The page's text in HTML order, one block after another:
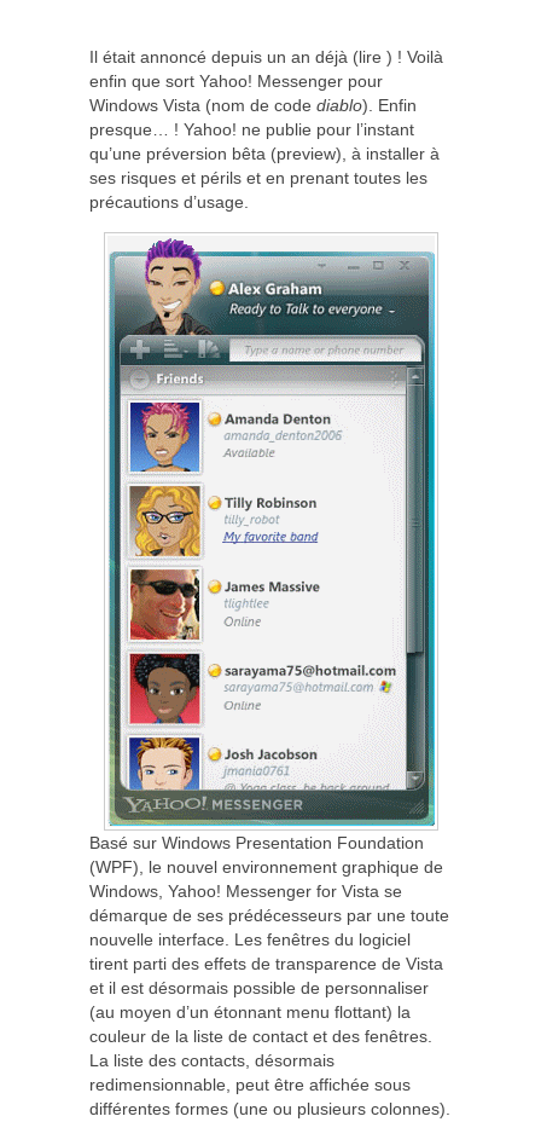
Il était annoncé depuis un an déjà (lire ) ! Voilà
enfin que sort Yahoo! Messenger pour
Windows Vista (nom de code diablo). Enfin
presque… ! Yahoo! ne publie pour l’instant
qu’une préversion bêta (preview), à installer à
ses risques et périls et en prenant toutes les
précautions d’usage.
Basé sur Windows Presentation Foundation
(WPF), le nouvel environnement graphique de
Windows, Yahoo! Messenger for Vista se
démarque de ses prédécesseurs par une toute
nouvelle interface. Les fenêtres du logiciel
tirent parti des effets de transparence de Vista
et il est désormais possible de personnaliser
(au moyen d’un étonnant menu flottant) la
couleur de la liste de contact et des fenêtres.
La liste des contacts, désormais
redimensionnable, peut être affichée sous
différentes formes (une ou plusieurs colonnes).